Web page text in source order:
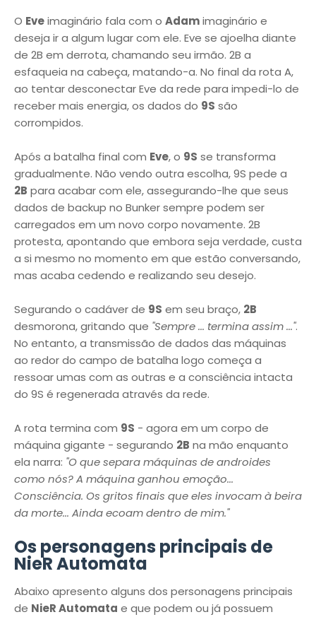
O Eveimaginário fala com o Adamimaginário e
deseja ir a algum lugar com ele. Eve se ajoelha diante
de 2B em derrota, chamando seu irmão. 2B a
esfaqueia na cabeça, matando-a. No final da rota A,
ao tentar desconectar Eve da rede para impedi-lo de
receber mais energia, os dados do 9S são
corrompidos.
Após a batalha final com Eve, o 9S se transforma
gradualmente. Não vendo outra escolha, 9S pede a
2B para acabar com ele, assegurando-lhe que seus
dados de backup no Bunker sempre podem ser
carregados em um novo corpo novamente. 2B
protesta, apontando que embora seja verdade, custa
a si mesmo no momento em que estão conversando,
mas acaba cedendo e realizando seu desejo.
Segurando o cadáver de 9S em seu braço, 2B
desmorona, gritando que "Sempre ... termina assim ...".
No entanto, a transmissão de dados das máquinas
ao redor do campo de batalha logo começa a
ressoar umas com as outras e a consciência intacta
do 9S é regenerada através da rede.
A rota termina com 9S - agora em um corpo de
máquina gigante - segurando 2B na mão enquanto
ela narra: "O que separa máquinas de androides
como nós? A máquina ganhou emoção...
Consciência. Os gritos finais que eles invocam à beira
da morte... Ainda ecoam dentro de mim."
Os personagens principais de
NieR Automata
Abaixo apresento alguns dos personagens principais
de NieR Automata e que podem ou já possuem